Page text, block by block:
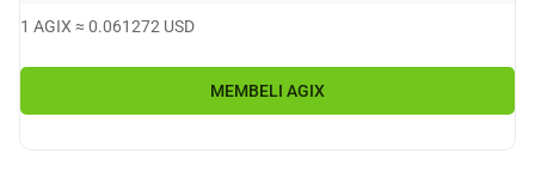
1 AGIX ≈ 0.061272 USD
MEMBELI AGIX